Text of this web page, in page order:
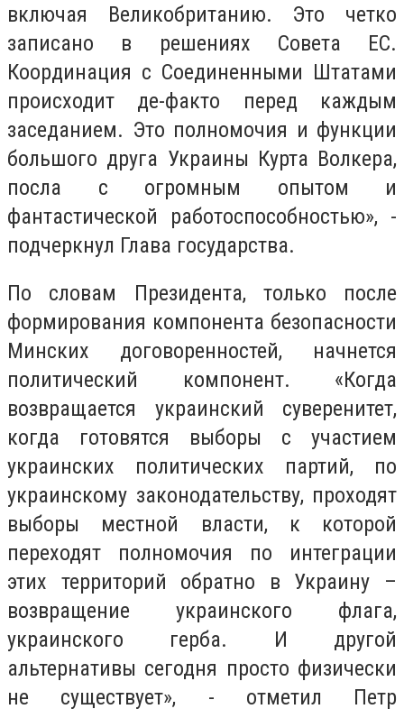
включая Великобританию. Это четко
записано в решениях Совета ЕС.
Координация с Соединенными Штатами
происходит де-факто перед каждым
заседанием. Это полномочия и функции
большого друга Украины Курта Волкера,
посла с огромным опытом и
фантастической работоспособностью», -
подчеркнул Глава государства.
По словам Президента, только после
формирования компонента безопасности
Минских договоренностей, начнется
политический компонент. «Когда
возвращается украинский суверенитет,
когда готовятся выборы с участием
украинских политических партий, по
украинскому законодательству, проходят
выборы местной власти, к которой
переходят полномочия по интеграции
этих территорий обратно в Украину –
возвращение украинского флага,
украинского герба. И другой
альтернативы сегодня просто физически
не существует», - отметил Петр